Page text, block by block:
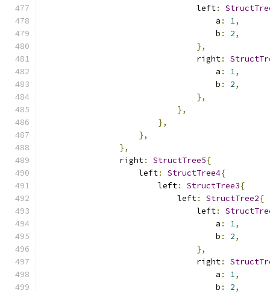
                                left
:
                                    a
: 1,
                                    b
: 2,
},
                                right
:
                                    a
: 1,
                                    b
: 2,
},
},
},
},
},
                right
: StructTree5{
                    left
: StructTree4{
                        left
: StructTree3{
                            left
: StructTree2{
                                left
:
                                    a
: 1,
                                    b
: 2,
},
                                right
:
                                    a
: 1,
                                    b
: 2,